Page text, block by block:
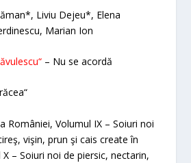
Liviu Dejeu*, Elena
Marian Ion
– Nu se acordă
României, Volumul IX – Soiuri noi
vişin, prun şi cais create în
X – Soiuri noi de piersic, nectarin,